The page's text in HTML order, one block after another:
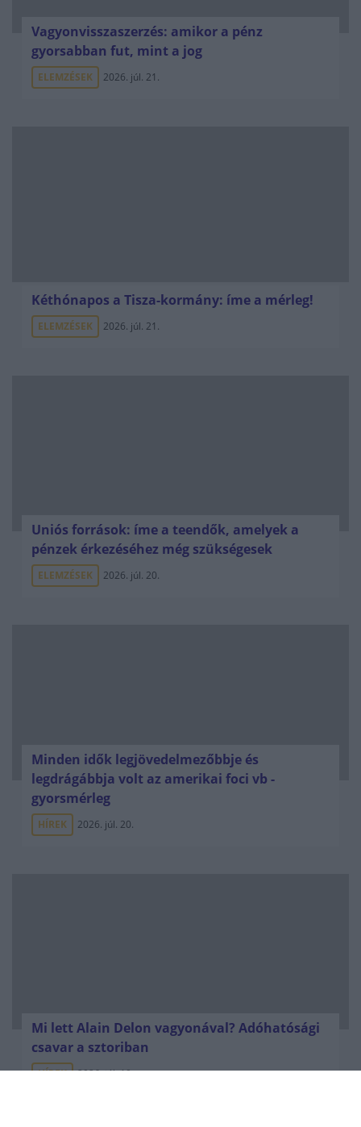
Vagyonvisszaszerzés: amikor a pénz
gyorsabban fut, mint a jog
ELEMZÉSEK 2026. júl. 21.
Kéthónapos a Tisza-kormány: íme a mérleg!
ELEMZÉSEK 2026. júl. 21.
Uniós források: íme a teendők, amelyek a
pénzek érkezéséhez még szükségesek
ELEMZÉSEK 2026. júl. 20.
Minden idők legjövedelmezőbbje és
legdrágábbja volt az amerikai foci vb -
gyorsmérleg
HÍREK 2026. júl. 20.
Mi lett Alain Delon vagyonával? Adóhatósági
csavar a sztoriban
HÍREK 2026. júl. 19.